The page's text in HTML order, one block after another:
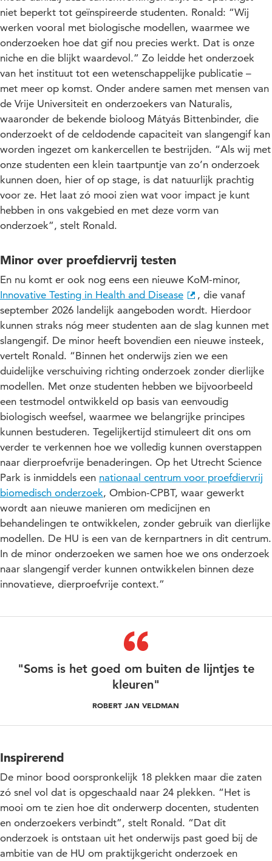
niet beperkt tot geïnspireerde studenten. Ronald: “Wij
werken vooral met biologische modellen, waarmee we
onderzoeken hoe dat gif nou precies werkt. Dat is onze
niche en die blijkt waardevol.” Zo leidde het onderzoek
van het instituut tot een wetenschappelijke publicatie –
met meer op komst. Onder andere samen met mensen van
de Vrije Universiteit en onderzoekers van Naturalis,
waaronder de bekende bioloog Mátyás Bittenbinder, die
onderzoekt of de celdodende capaciteit van slangengif kan
worden ingezet om kankercellen te bestrijden. “Als wij met
onze studenten een klein taartpuntje van zo’n onderzoek
kunnen doen, hier of op stage, is dat natuurlijk prachtig
voor ze. Het laat zó mooi zien wat voor impact je kunt
hebben in ons vakgebied en met deze vorm van
onderzoek”, stelt Ronald.
Minor over proefdiervrij testen
En nu komt er ook nog eens een nieuwe KoM-minor,
Innovative Testing in Health and Disease
, die vanaf
september 2026 landelijk aangeboden wordt. Hierdoor
kunnen straks nóg meer studenten aan de slag kunnen met
slangengif. De minor heeft bovendien een nieuwe insteek,
vertelt Ronald. “Binnen het onderwijs zien we een
duidelijke verschuiving richting onderzoek zonder dierlijke
modellen. Met onze studenten hebben we bijvoorbeeld
een testmodel ontwikkeld op basis van eenvoudig
biologisch weefsel, waarmee we belangrijke principes
kunnen bestuderen. Tegelijkertijd stimuleert dit ons om
verder te verkennen hoe we volledig kunnen overstappen
naar dierproefvrije benaderingen. Op het Utrecht Science
Park is inmiddels een nationaal centrum voor proefdiervrij
biomedisch onderzoek, Ombion-CPBT, waar gewerkt
wordt aan nieuwe manieren om medicijnen en
behandelingen te ontwikkelen, zonder gebruik van dierlijke
modellen. De HU is een van de kernpartners in dit centrum.
In de minor onderzoeken we samen hoe we ons onderzoek
naar slangengif verder kunnen ontwikkelen binnen deze
innovatieve, dierproefvrije context.”
"Soms is het goed om buiten de lijntjes te
kleuren"
ROBERT JAN VELDMAN
Inspirerend
De minor bood oorspronkelijk 18 plekken maar die zaten
zó snel vol dat is opgeschaald naar 24 plekken. “Het is
mooi om te zien hoe dit onderwerp docenten, studenten
en onderzoekers verbindt”, stelt Ronald. “Dat dit
onderzoek is ontstaan uit het onderwijs past goed bij de
ambitie van de HU om praktijkgericht onderzoek en